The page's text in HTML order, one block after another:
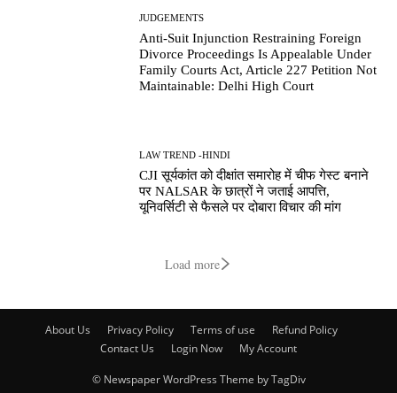
JUDGEMENTS
Anti-Suit Injunction Restraining Foreign
Divorce Proceedings Is Appealable Under
Family Courts Act, Article 227 Petition Not
Maintainable: Delhi High Court
LAW TREND -HINDI
CJI सूर्यकांत को दीक्षांत समारोह में चीफ गेस्ट बनाने
पर NALSAR के छात्रों ने जताई आपत्ति,
यूनिवर्सिटी से फैसले पर दोबारा विचार की मांग
Load more
About Us Privacy Policy Terms of use
Refund Policy
Contact Us
Login Now My Account
© Newspaper WordPress Theme by TagDiv